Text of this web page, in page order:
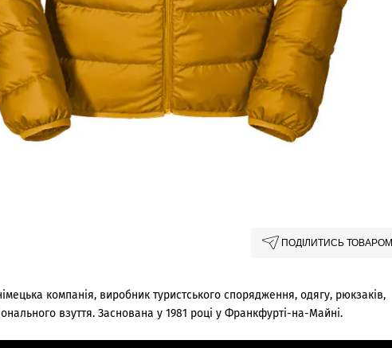
ПОДІЛИТИСЬ ТОВАРОМ
компанія, виробник туристського спорядження, одягу, рюкзаків,
взуття. Заснована у 1981 році у Франкфурті-на-Майні.